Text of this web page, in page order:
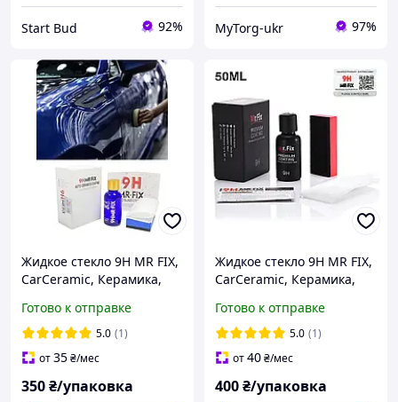
Start Bud 92% MyTorg-ukr 97%
Жидкое стекло 9H MR FIX,
CarCeramic, Керамика,
Гидрофобное покрытие
Готово к отправке
5.0 (1)
от35₴/мес
350₴/упаковка
Жидкое стекло 9H MR FIX,
CarCeramic, Керамика,
Гидрофобное покрытие
Готово к отправке
5.0 (1)
от40₴/мес
400₴/упаковка